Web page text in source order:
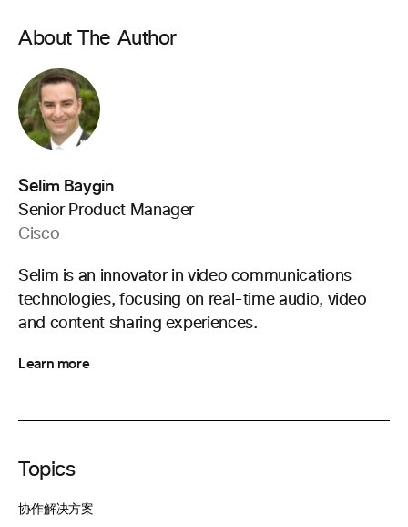
About The Author
Selim Baygin
Senior Product Manager
Cisco
Selim is an innovator in video communications
technologies, focusing on real-time audio, video
and content sharing experiences.
Learn more
Topics
协作解决方案